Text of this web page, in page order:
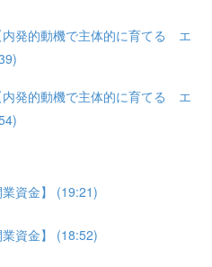
内発的動機で主体的に育てる エ
内発的動機で主体的に育てる エ
資金】 (19:21)
資金】 (18:52)